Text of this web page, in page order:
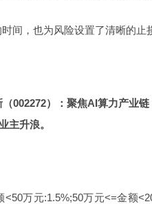
间，也为风险设置了清晰的止
002272）：聚焦AI算力产业
主升浪。
万元:1.5%;50万元<=金额